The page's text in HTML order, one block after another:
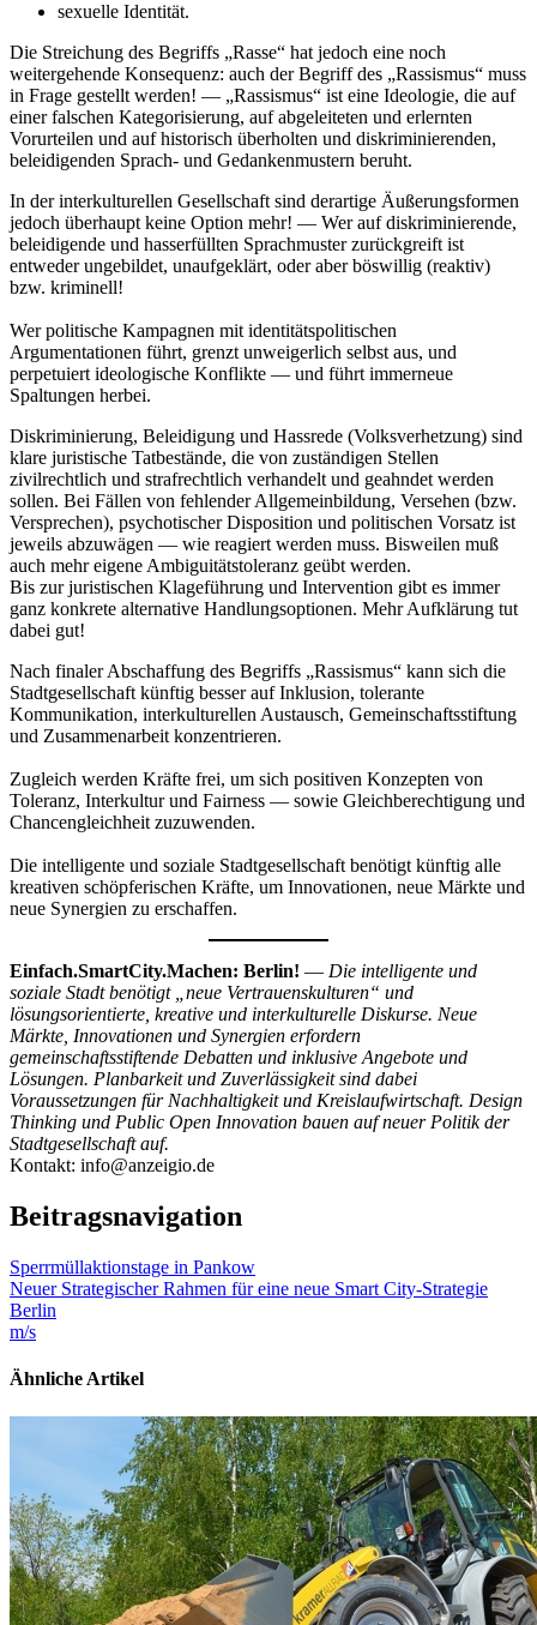
sexuelle Identität.
Die Streichung des Begriffs „Rasse“ hat jedoch eine noch
weitergehende Konsequenz: auch der Begriff des „Rassismus“ muss
in Frage gestellt werden! — „Rassismus“ ist eine Ideologie, die auf
einer falschen Kategorisierung, auf abgeleiteten und erlernten
Vorurteilen und auf historisch überholten und diskriminierenden,
beleidigenden Sprach- und Gedankenmustern beruht.
In der interkulturellen Gesellschaft sind derartige Äußerungsformen
jedoch überhaupt keine Option mehr! — Wer auf diskriminierende,
beleidigende und hasserfüllten Sprachmuster zurückgreift ist
entweder ungebildet, unaufgeklärt, oder aber böswillig (reaktiv)
bzw. kriminell!
Wer politische Kampagnen mit identitätspolitischen
Argumentationen führt, grenzt unweigerlich selbst aus, und
perpetuiert ideologische Konflikte — und führt immerneue
Spaltungen herbei.
Diskriminierung, Beleidigung und Hassrede (Volksverhetzung) sind
klare juristische Tatbestände, die von zuständigen Stellen
zivilrechtlich und strafrechtlich verhandelt und geahndet werden
sollen. Bei Fällen von fehlender Allgemeinbildung, Versehen (bzw.
Versprechen), psychotischer Disposition und politischen Vorsatz ist
jeweils abzuwägen — wie reagiert werden muss. Bisweilen muß
auch mehr eigene Ambiguitätstoleranz geübt werden.
Bis zur juristischen Klageführung und Intervention gibt es immer
ganz konkrete alternative Handlungsoptionen. Mehr Aufklärung tut
dabei gut!
Nach finaler Abschaffung des Begriffs „Rassismus“ kann sich die
Stadtgesellschaft künftig besser auf Inklusion, tolerante
Kommunikation, interkulturellen Austausch, Gemeinschaftsstiftung
und Zusammenarbeit konzentrieren.
Zugleich werden Kräfte frei, um sich positiven Konzepten von
Toleranz, Interkultur und Fairness — sowie Gleichberechtigung und
Chancengleichheit zuzuwenden.
Die intelligente und soziale Stadtgesellschaft benötigt künftig alle
kreativen schöpferischen Kräfte, um Innovationen, neue Märkte und
neue Synergien zu erschaffen.
Einfach.SmartCity.Machen: Berlin! — Die intelligente und
soziale Stadt benötigt „neue Vertrauenskulturen“ und
lösungsorientierte, kreative und interkulturelle Diskurse. Neue
Märkte, Innovationen und Synergien erfordern
gemeinschaftsstiftende Debatten und inklusive Angebote und
Lösungen. Planbarkeit und Zuverlässigkeit sind dabei
Voraussetzungen für Nachhaltigkeit und Kreislaufwirtschaft. Design
Thinking und Public Open Innovation bauen auf neuer Politik der
Stadtgesellschaft auf.
Kontakt: info@anzeigio.de
Beitragsnavigation
Sperrmüllaktionstage in Pankow
Neuer Strategischer Rahmen für eine neue Smart City-Strategie
Berlin
m/s
Ähnliche Artikel